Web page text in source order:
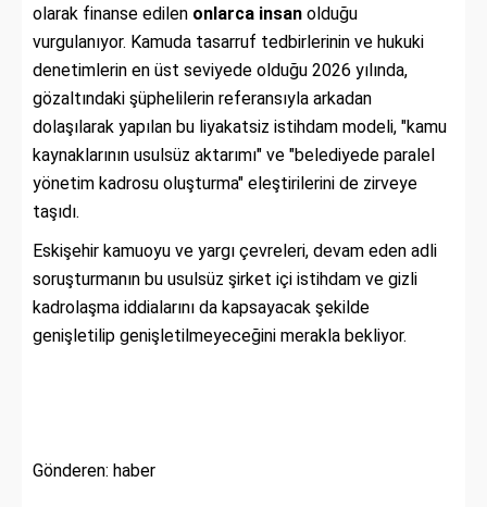
olarak finanse edilen onlarca insan olduğu
vurgulanıyor. Kamuda tasarruf tedbirlerinin ve hukuki
denetimlerin en üst seviyede olduğu 2026 yılında,
gözaltındaki şüphelilerin referansıyla arkadan
dolaşılarak yapılan bu liyakatsiz istihdam modeli, "kamu
kaynaklarının usulsüz aktarımı" ve "belediyede paralel
yönetim kadrosu oluşturma" eleştirilerini de zirveye
taşıdı.
Eskişehir kamuoyu ve yargı çevreleri, devam eden adli
soruşturmanın bu usulsüz şirket içi istihdam ve gizli
kadrolaşma iddialarını da kapsayacak şekilde
genişletilip genişletilmeyeceğini merakla bekliyor.
Gönderen: haber